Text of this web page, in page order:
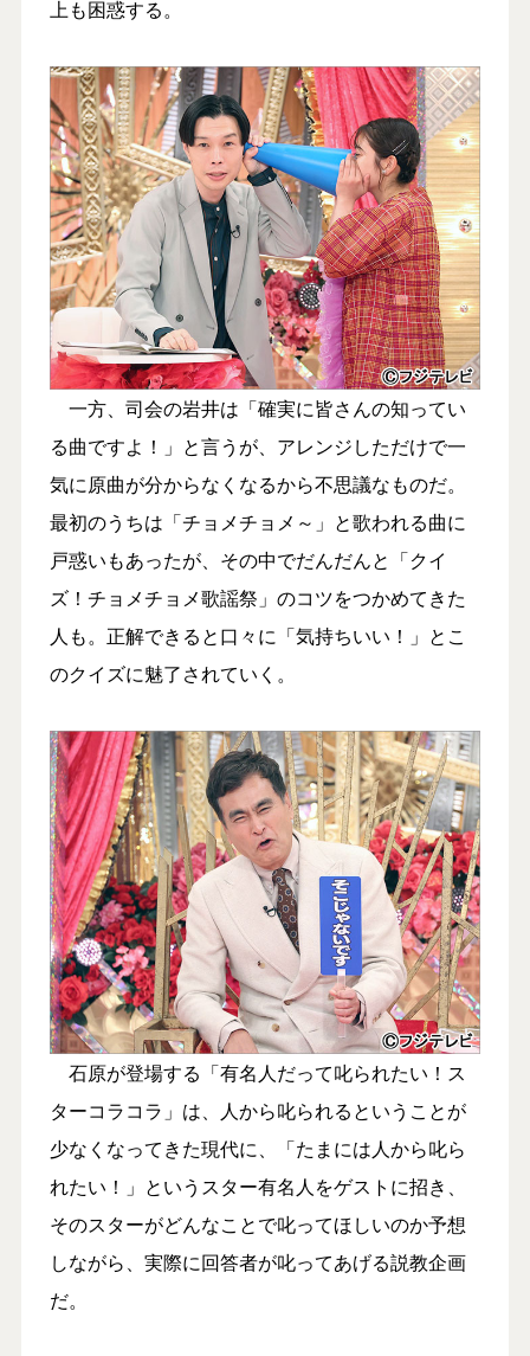
上も困惑する。
一方、司会の岩井は「確実に皆さんの知ってい
る曲ですよ！」と言うが、アレンジしただけで一
気に原曲が分からなくなるから不思議なものだ。
最初のうちは「チョメチョメ～」と歌われる曲に
戸惑いもあったが、その中でだんだんと「クイ
ズ！チョメチョメ歌謡祭」のコツをつかめてきた
人も。正解できると口々に「気持ちいい！」とこ
のクイズに魅了されていく。
石原が登場する「有名人だって叱られたい！ス
ターコラコラ」は、人から叱られるということが
少なくなってきた現代に、「たまには人から叱ら
れたい！」というスター有名人をゲストに招き、
そのスターがどんなことで叱ってほしいのか予想
しながら、実際に回答者が叱ってあげる説教企画
だ。